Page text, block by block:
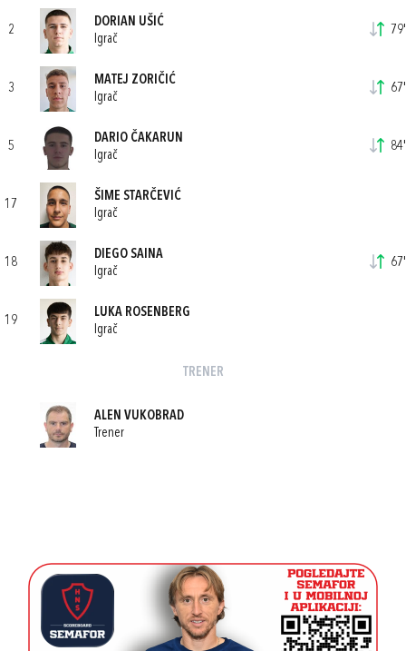
2
DORIAN UŠIĆ
Igrač
79'
3
MATEJ ZORIČIĆ
Igrač
67'
5
DARIO ČAKARUN
Igrač
84'
17
ŠIME STARČEVIĆ
Igrač
18
DIEGO SAINA
Igrač
67'
19
LUKA ROSENBERG
Igrač
TRENER
ALEN VUKOBRAD
Trener